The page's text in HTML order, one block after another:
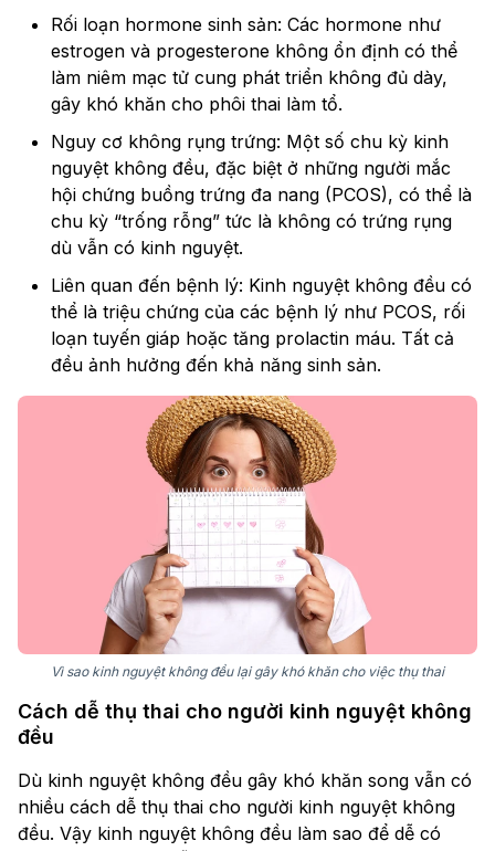
Rối loạn hormone sinh sản: Các hormone như
estrogen và progesterone không ổn định có thể
làm niêm mạc tử cung phát triển không đủ dày,
gây khó khăn cho phôi thai làm tổ.
Nguy cơ không rụng trứng: Một số chu kỳ kinh
nguyệt không đều, đặc biệt ở những người mắc
hội chứng buồng trứng đa nang (PCOS), có thể là
chu kỳ “trống rỗng” tức là không có trứng rụng
dù vẫn có kinh nguyệt.
Liên quan đến bệnh lý: Kinh nguyệt không đều có
thể là triệu chứng của các bệnh lý như PCOS, rối
loạn tuyến giáp hoặc tăng prolactin máu. Tất cả
đều ảnh hưởng đến khả năng sinh sản.
Vì sao kinh nguyệt không đều lại gây khó khăn cho việc thụ thai
Cách dễ thụ thai cho người kinh nguyệt không
đều
Dù kinh nguyệt không đều gây khó khăn song vẫn có
nhiều cách dễ thụ thai cho người kinh nguyệt không
đều. Vậy kinh nguyệt không đều làm sao để dễ có